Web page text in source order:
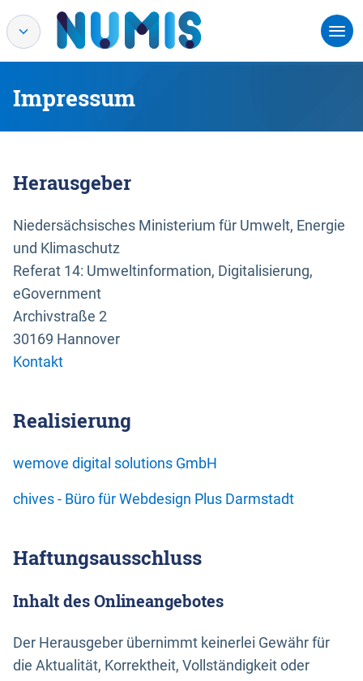
Impressum
Herausgeber
Niedersächsisches Ministerium für Umwelt, Energie
und Klimaschutz
Referat 14: Umweltinformation, Digitalisierung,
eGovernment
Archivstraße 2
30169 Hannover
Kontakt
Realisierung
wemove digital solutions GmbH
chives - Büro für Webdesign Plus Darmstadt
Haftungsausschluss
Inhalt des Onlineangebotes
Der Herausgeber übernimmt keinerlei Gewähr für
die Aktualität, Korrektheit, Vollständigkeit oder